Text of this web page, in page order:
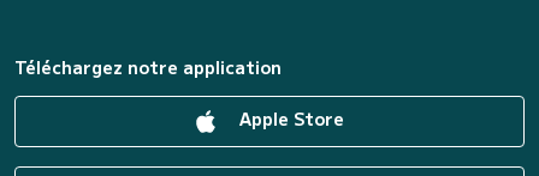
Téléchargez notre application
Apple Store